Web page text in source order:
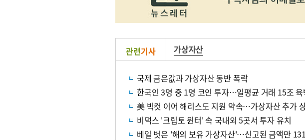
관련기사 가상자산
국제 금은값과 가상자산 동반 폭락
한국인 3명 중 1명 코인 투자…일평균 거래 15조 육
美 빅컷 이어 해리스도 지원 약속…가상자산 추가
비댁스 '크립토 윈터' 속 국내외 5곳서 투자 유치
베일 벗은 '해외 보유 가상자산'…신고된 금액만